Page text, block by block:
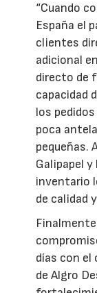
“Cuando
España el
clientes
adicional
directo de
capacidad
los
poca
pequeñas.
Galipapel
inventario
de calidad
días con el
de Algro